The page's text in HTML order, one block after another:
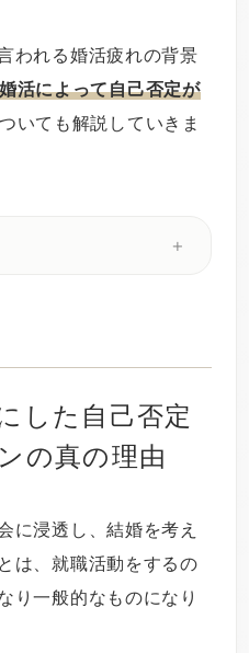
われる婚活疲れの背景
活によって自己否定が
いても解説していきま
した自己否定
の真の理由
に浸透し、結婚を考え
は、就職活動をするの
り一般的なものになり